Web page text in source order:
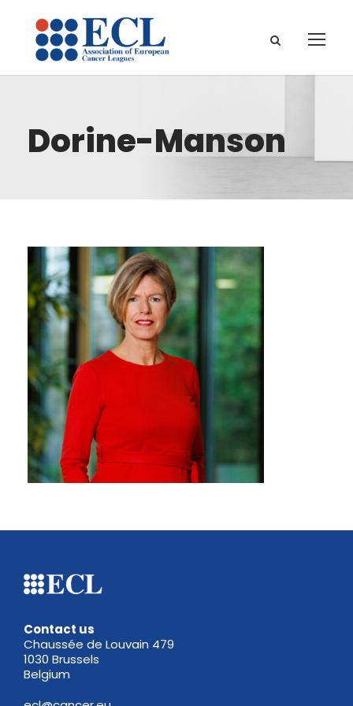
Dorine-Manson
Contact us
Chaussée de Louvain 479
1030 Brussels
Belgium